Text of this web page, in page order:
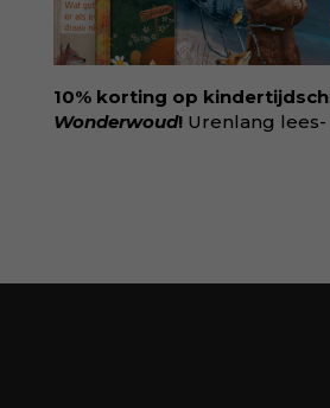
praktijk van zorg. Voor
begrijpen wat er speelt rond
en geboorte. Koop het boek
singeluitgeverijen.nl/nijgh-van-
ditmar/boek/baas-in-eigen-
10% korting op
Wonderwoud! Urenlang